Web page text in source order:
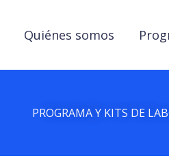
Quiénes somos
PROGRAMA Y KITS DE